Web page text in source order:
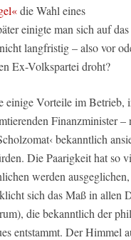
die Wahl eines
einigte man sich auf
langfristig – also vor
Ex-Volkspartei droht?
einige Vorteile im Betrieb,
Finanzminister –
bekanntlich
Die Paarigkeit hat so
werden ausgeglichen,
sich das Maß in allen
die bekanntlich der
entstammt. Der Himmel